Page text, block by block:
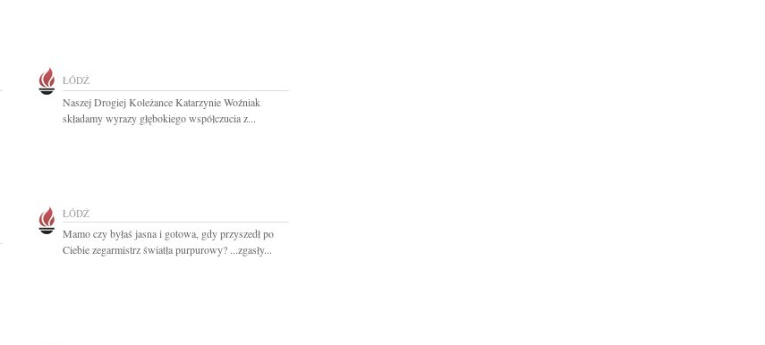
ŁÓDŹ
Naszej Drogiej Koleżance Katarzynie Woźniak
składamy wyrazy głębokiego współczucia z...
ŁÓDŹ
Mamo czy byłaś jasna i gotowa, gdy przyszedł po
Ciebie zegarmistrz światła purpurowy? ...zgasły...